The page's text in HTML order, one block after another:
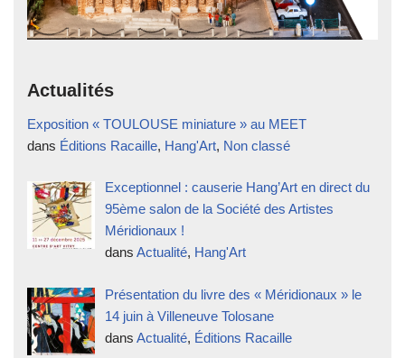
Actualités
Exposition « TOULOUSE miniature » au MEET
dans Éditions Racaille, Hang'Art, Non classé
Exceptionnel : causerie Hang’Art en direct du
95ème salon de la Société des Artistes
Méridionaux !
dansActualité, Hang'Art
Présentation du livre des « Méridionaux » le
14 juin à Villeneuve Tolosane
dansActualité, Éditions Racaille